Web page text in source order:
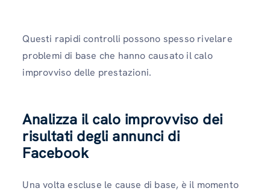
Questi rapidi controlli possono spesso rivelare
problemi di base che hanno causato il calo
improvviso delle prestazioni.
Analizza il calo improvviso dei
risultati degli annunci di
Facebook
Una volta escluse le cause di base, è il momento